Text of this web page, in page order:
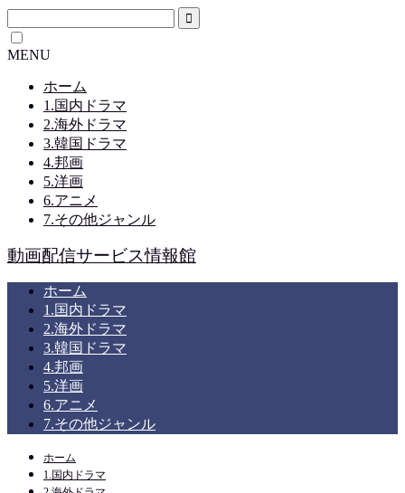
MENU
ホーム
1.国内ドラマ
2.海外ドラマ
3.韓国ドラマ
4.邦画
5.洋画
6.アニメ
7.その他ジャンル
動画配信サービス情報館
ホーム
1.国内ドラマ
2.海外ドラマ
3.韓国ドラマ
4.邦画
5.洋画
6.アニメ
7.その他ジャンル
ホーム
1.国内ドラマ